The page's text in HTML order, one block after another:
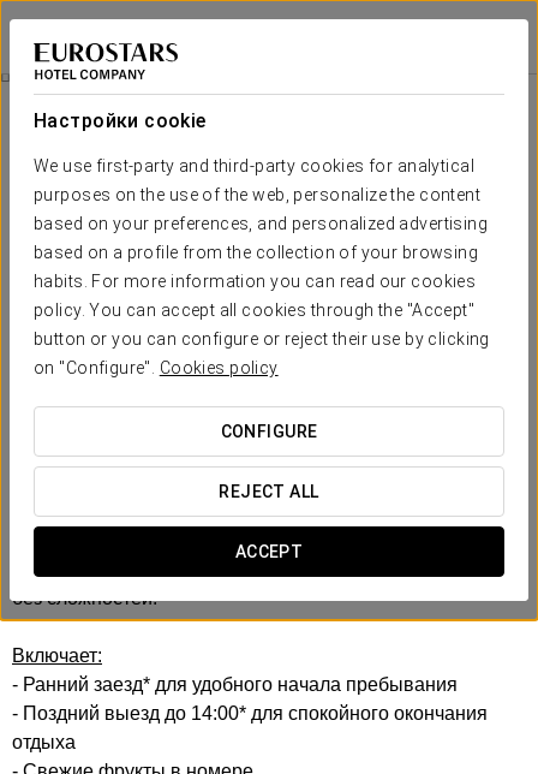
Настройки cookie
We use first-party and third-party cookies for analytical
purposes on the use of the web, personalize the content
based on your preferences, and personalized advertising
based on a profile from the collection of your browsing
habits. For more information you can read our cookies
policy. You can accept all cookies through the "Accept"
button or you can configure or reject their use by clicking
on "Configure". Cookies policy
CONFIGURE
REJECT ALL
ACCEPT
Exe Hotel Colón
БУЭНОС-АЙРЕС
Бизнес-Опыт
35 USD + НДС
Бизнес-опыт
Гибкий график — всё продумано, чтобы соответствовать
В Exe Hotel Colón мы создали этот бизнес-опыт,
учитывая вашу эффективность и комфорт. Без спешки,
без сложностей.
Включает:
- Ранний заезд* для удобного начала пребывания
- Поздний выезд до 14:00* для спокойного окончания
отдыха